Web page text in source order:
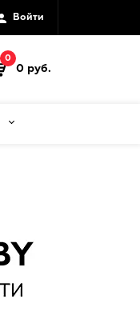
Войти
0
0 руб.